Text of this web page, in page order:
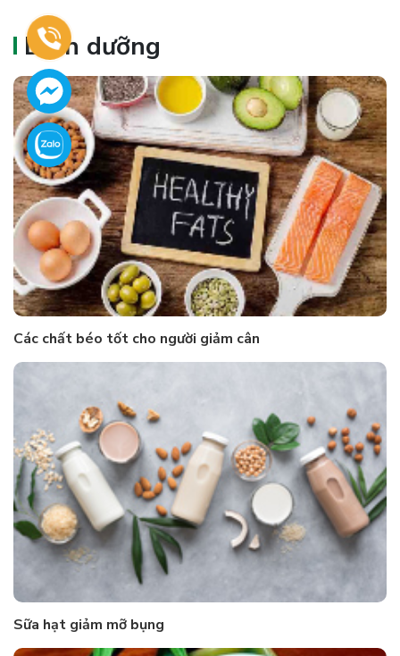
Dinh dưỡng
Các chất béo tốt cho người giảm cân
Sữa hạt giảm mỡ bụng